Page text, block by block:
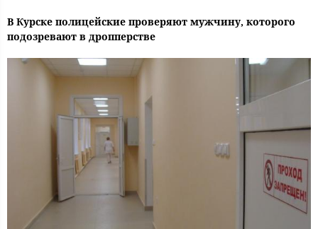
В Курске полицейские проверяют мужчину, которого
подозревают в дропперстве